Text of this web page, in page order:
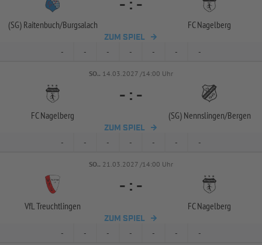
(SG) Raitenbuch/Burgsalach
- : -
FC Nagelberg
ZUM SPIEL
- - - - - - -
SO.. 14.03.2027 /14:00 Uhr
FC Nagelberg
- : -
(SG) Nennslingen/Bergen
ZUM SPIEL
- - - - - - -
SO.. 21.03.2027 /14:00 Uhr
VfL Treuchtlingen
- : -
FC Nagelberg
ZUM SPIEL
- - - - - - -